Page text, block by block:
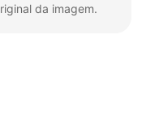
da imagem.